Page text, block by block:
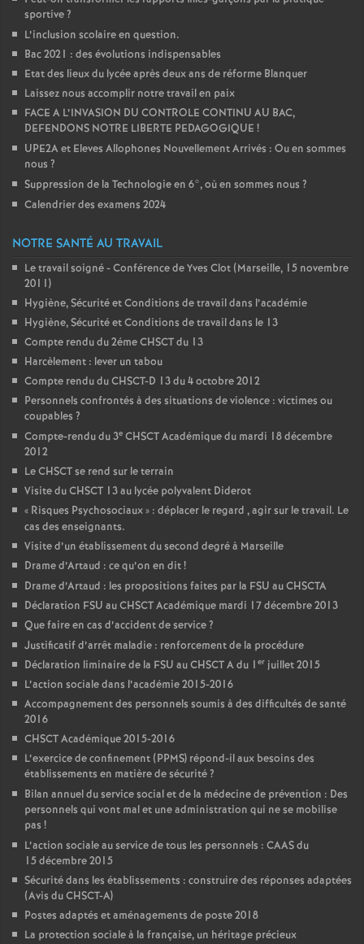
sportive?
L’inclusion scolaire en question.
Bac 2021 : des évolutions indispensables
Etat des lieux du lycée après deux ans de réforme Blanquer
Laissez nous accomplir notre travail en paix
FACE A L’INVASION DU CONTROLE CONTINU AU BAC,
DEFENDONS NOTRE LIBERTE PEDAGOGIQUE !
UPE2A et Eleves Allophones Nouvellement Arrivés : Ou en sommes
nous ?
Suppression de la Technologie en 6°, où en sommes nous ?
Calendrier des examens 2024
NOTRE SANTÉ AU TRAVAIL
Le travail soigné - Conférence de Yves Clot (Marseille, 15 novembre
2011)
Hygiène, Sécurité et Conditions de travail dans l’académie
Hygiène, Sécurité et Conditions de travail dans le 13
Compte rendu du 2éme CHSCT du 13
Harcèlement : lever un tabou
Compte rendu du CHSCT-D 13 du 4 octobre 2012
Personnels confrontés à des situations de violence : victimes ou
coupables ?
Compte-rendu du 3e CHSCT Académique du mardi 18 décembre
2012
Le CHSCT se rend sur le terrain
Visite du CHSCT 13 au lycée polyvalent Diderot
« Risques Psychosociaux» : déplacer le regard , agir sur le travail. Le
cas des enseignants.
Visite d’un établissement du second degré à Marseille
Drame d’Artaud : ce qu’on en dit!
Drame d’Artaud : les propositions faites par la FSU au CHSCTA
Déclaration FSU au CHSCT Académique mardi 17 décembre 2013
Que faire en cas d’accident de service?
Justificatif d’arrêt maladie : renforcement de la procédure
Déclaration liminaire de la FSU au CHSCT A du 1 er juillet 2015
L’action sociale dans l’académie 2015-2016
Accompagnement des personnels soumis à des difficultés de santé
2016
CHSCT Académique 2015-2016
L’exercice de confinement (PPMS) répond-il aux besoins des
établissements en matière de sécurité?
Bilan annuel du service social et de la médecine de prévention : Des
personnels qui vont mal et une administration qui ne se mobilise
pas !
L’action sociale au service de tous les personnels : CAAS du
15 décembre 2015
Sécurité dans les établissements : construire des réponses adaptées
(Avis du CHSCT-A)
Postes adaptés et aménagements de poste 2018
La protection sociale à la française, un héritage précieux